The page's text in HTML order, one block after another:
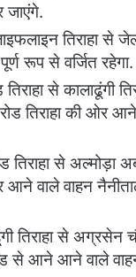
जाएंगे.
तिराहा से
रूप से वर्जित रहेगा.
से कालाढूंगी
तिराहा की ओर
से अल्मोड़ा
आने वाले वाहन
तिराहा से अग्रसेन
से आने आने वाले